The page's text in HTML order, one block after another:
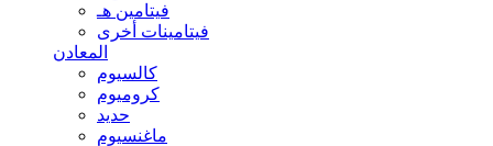
فيتامين هـ
فيتامينات أخرى
المعادن
كالسيوم
كروميوم
حديد
ماغنسيوم